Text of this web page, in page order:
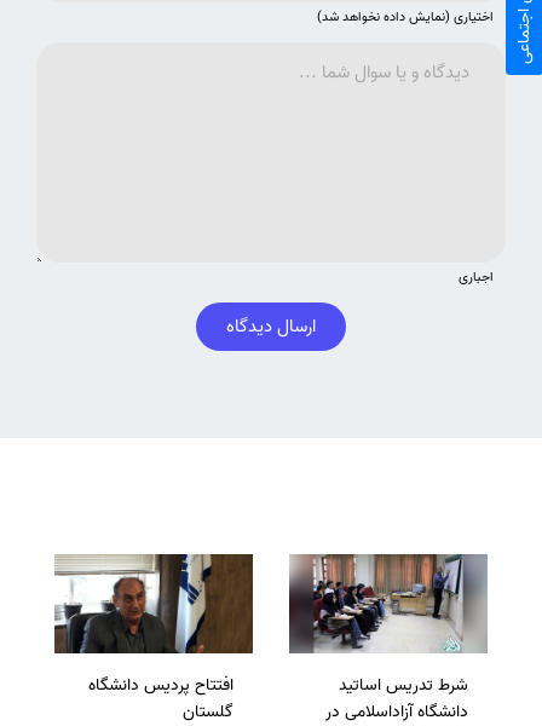
اختیاری (نمایش داده نخواهد شد)
اجباری
ارسال دیدگاه
شرط تدریس اساتید
دانشگاه آزاداسلامی در
افتتاح پردیس دانشگاه
گلستان